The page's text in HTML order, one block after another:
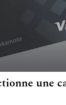
une